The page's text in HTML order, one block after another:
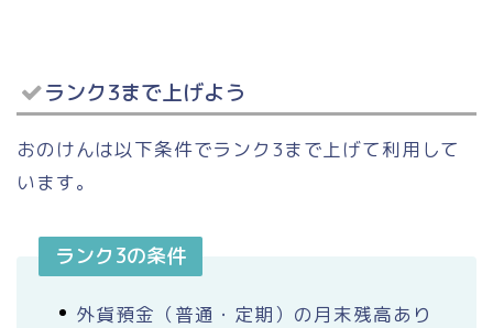
ランク3まで上げよう
おのけんは以下条件でランク3まで上げて利用して
います。
ランク3の条件
外貨預金（普通・定期）の月末残高あり